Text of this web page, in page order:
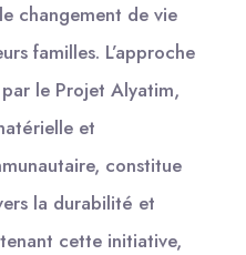
changement de vie
familles. L’approche
le Projet Alyatim,
et
constitue
la durabilité et
cette initiative,